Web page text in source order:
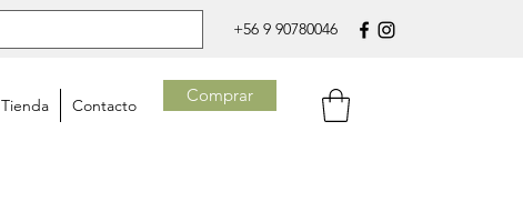
+56 9 90780046
Tienda Contacto Comprar